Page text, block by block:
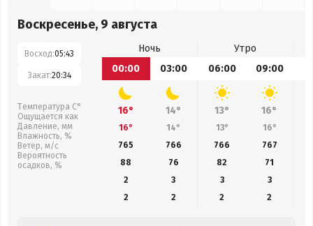
Воскресенье, 9 августа
Восход:05:43
Закат:20:34
Температура С°
Ощущается как
Давление, мм
Влажность, %
Ветер, м/с
Вероятность
осадков, %
Ночь
Утро
00:00
03:00 06:00 09:00
16° 14° 13° 16°
16° 14° 13° 16°
765
766 766 767
88
76 82
71
2
3 3
3
2
2 2 2